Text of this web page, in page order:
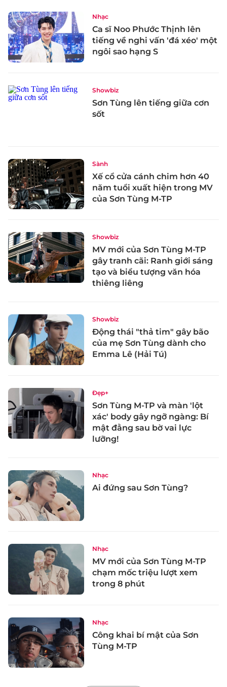
Nhạc
Ca sĩ Noo Phước Thịnh lên
tiếng về nghi vấn 'đá xéo' một
ngôi sao hạng S
Showbiz
Sơn Tùng lên tiếng giữa cơn
sốt
Sành
Xế cổ cửa cánh chim hơn 40
năm tuổi xuất hiện trong MV
của Sơn Tùng M-TP
Showbiz
MV mới của Sơn Tùng M-TP
gây tranh cãi: Ranh giới sáng
tạo và biểu tượng văn hóa
thiêng liêng
Showbiz
Động thái "thả tim" gây bão
của mẹ Sơn Tùng dành cho
Emma Lê (Hải Tú)
Đẹp+
Sơn Tùng M-TP và màn 'lột
xác' body gây ngỡ ngàng: Bí
mật đằng sau bờ vai lực
lưỡng!
Nhạc
Ai đứng sau Sơn Tùng?
Nhạc
MV mới của Sơn Tùng M-TP
chạm mốc triệu lượt xem
trong 8 phút
Nhạc
Công khai bí mật của Sơn
Tùng M-TP